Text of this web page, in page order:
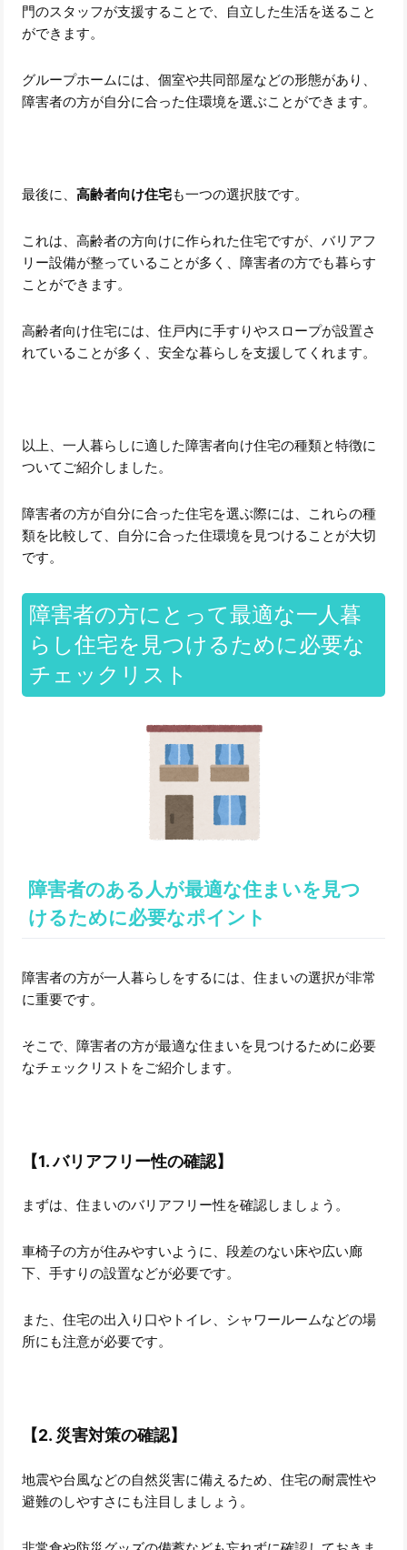
門のスタッフが支援することで、自立した生活を送ること
ができます。
グループホームには、個室や共同部屋などの形態があり、
障害者の方が自分に合った住環境を選ぶことができます。
最後に、高齢者向け住宅も一つの選択肢です。
これは、高齢者の方向けに作られた住宅ですが、バリアフ
リー設備が整っていることが多く、障害者の方でも暮らす
ことができます。
高齢者向け住宅には、住戸内に手すりやスロープが設置さ
れていることが多く、安全な暮らしを支援してくれます。
以上、一人暮らしに適した障害者向け住宅の種類と特徴に
ついてご紹介しました。
障害者の方が自分に合った住宅を選ぶ際には、これらの種
類を比較して、自分に合った住環境を見つけることが大切
です。
障害者の方にとって最適な一人暮
らし住宅を見つけるために必要な
チェックリスト
障害者のある人が最適な住まいを見つ
けるために必要なポイント
障害者の方が一人暮らしをするには、住まいの選択が非常
に重要です。
そこで、障害者の方が最適な住まいを見つけるために必要
なチェックリストをご紹介します。
【1. バリアフリー性の確認】
まずは、住まいのバリアフリー性を確認しましょう。
車椅子の方が住みやすいように、段差のない床や広い廊
下、手すりの設置などが必要です。
また、住宅の出入り口やトイレ、シャワールームなどの場
所にも注意が必要です。
【2. 災害対策の確認】
地震や台風などの自然災害に備えるため、住宅の耐震性や
避難のしやすさにも注目しましょう。